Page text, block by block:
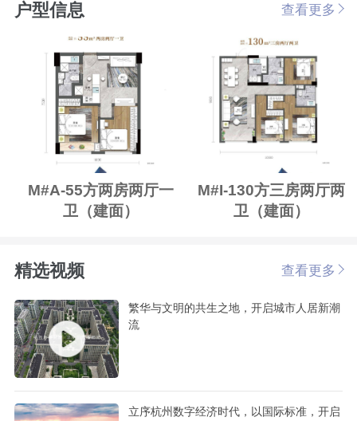
户型信息 查看更多
M#A-55方两房两厅一
卫（建面）
M#I-130方三房两厅两
卫（建面）
精选视频 查看更多
繁华与文明的共生之地，开启城市人居新潮
流
立序杭州数字经济时代，以国际标准，开启